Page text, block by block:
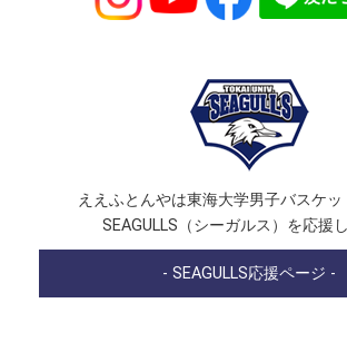
ええふとんやは東海大学男子バスケッ
SEAGULLS（シーガルス）を応援し
- SEAGULLS応援ページ -